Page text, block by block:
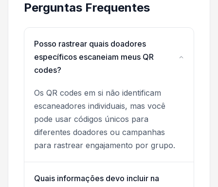
Perguntas Frequentes
Posso rastrear quais doadores
específicos escaneiam meus QR
codes?
Os QR codes em si não identificam
escaneadores individuais, mas você
pode usar códigos únicos para
diferentes doadores ou campanhas
para rastrear engajamento por grupo.
Quais informações devo incluir na